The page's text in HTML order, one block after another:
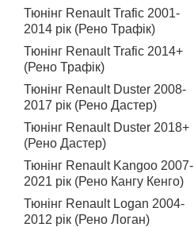
Тюнінг Renault Trafic 2001-
2014 рік (Рено Трафік)
Тюнінг Renault Trafic 2014+
(Рено Трафік)
Тюнінг Renault Duster 2008-
2017 рік (Рено Дастер)
Тюнінг Renault Duster 2018+
(Рено Дастер)
Тюнінг Renault Kangoo 2007-
2021 рік (Рено Кангу Кенго)
Тюнінг Renault Logan 2004-
2012 рік (Рено Логан)